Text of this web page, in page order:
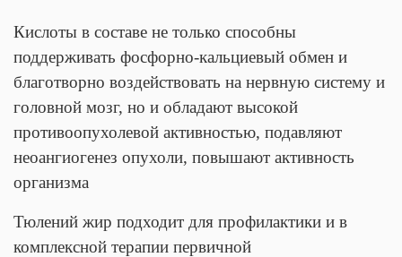
Кислоты в составе не только способны
поддерживать фосфорно-кальциевый обмен и
благотворно воздействовать на нервную систему и
головной мозг, но и обладают высокой
противоопухолевой активностью, подавляют
неоангиогенез опухоли, повышают активность
организма
Тюлений жир подходит для профилактики и в
комплексной терапии первичной